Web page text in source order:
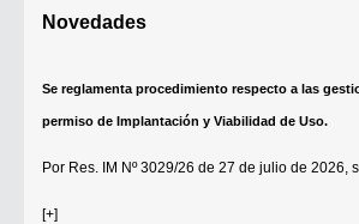
Novedades
Se reglamenta procedimiento respecto a las
permiso de Implantación y Viabilidad de Uso.
Por Res. IM Nº 3029/26 de 27 de julio de 2026,
[+]